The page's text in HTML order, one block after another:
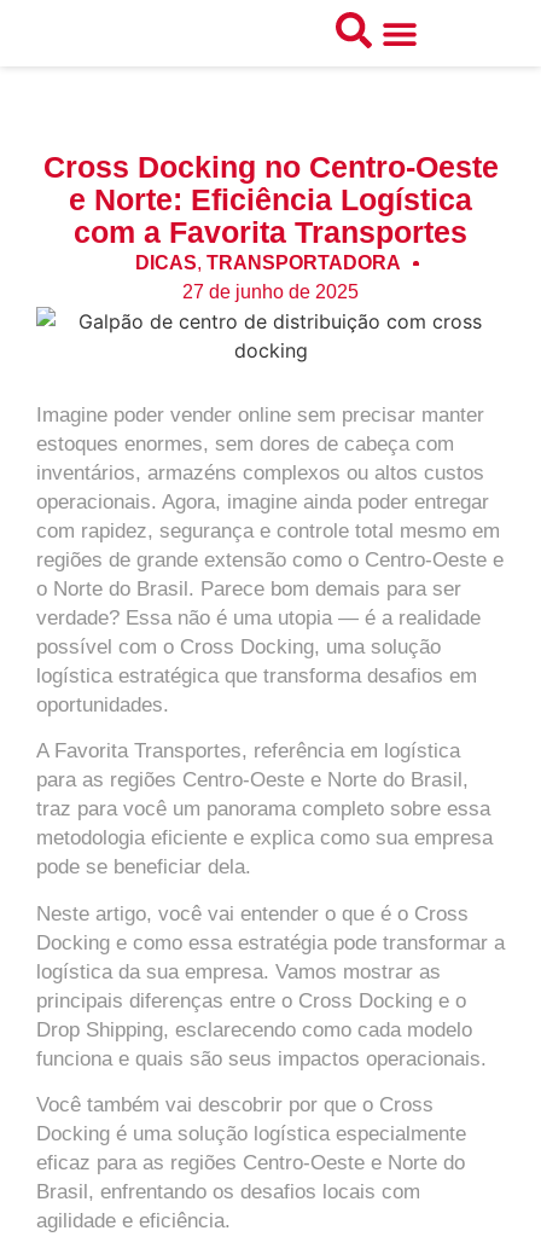
Cross Docking no Centro-Oeste
e Norte: Eficiência Logística
com a Favorita Transportes
DICAS, TRANSPORTADORA
27 de junho de 2025
Imagine poder vender online sem precisar manter
estoques enormes, sem dores de cabeça com
inventários, armazéns complexos ou altos custos
operacionais. Agora, imagine ainda poder entregar
com rapidez, segurança e controle total mesmo em
regiões de grande extensão como o Centro-Oeste e
o Norte do Brasil. Parece bom demais para ser
verdade? Essa não é uma utopia — é a realidade
possível com o Cross Docking, uma solução
logística estratégica que transforma desafios em
oportunidades.
A Favorita Transportes, referência em logística
para as regiões Centro-Oeste e Norte do Brasil,
traz para você um panorama completo sobre essa
metodologia eficiente e explica como sua empresa
pode se beneficiar dela.
Neste artigo, você vai entender o que é o Cross
Docking e como essa estratégia pode transformar a
logística da sua empresa. Vamos mostrar as
principais diferenças entre o Cross Docking e o
Drop Shipping, esclarecendo como cada modelo
funciona e quais são seus impactos operacionais.
Você também vai descobrir por que o Cross
Docking é uma solução logística especialmente
eficaz para as regiões Centro-Oeste e Norte do
Brasil, enfrentando os desafios locais com
agilidade e eficiência.